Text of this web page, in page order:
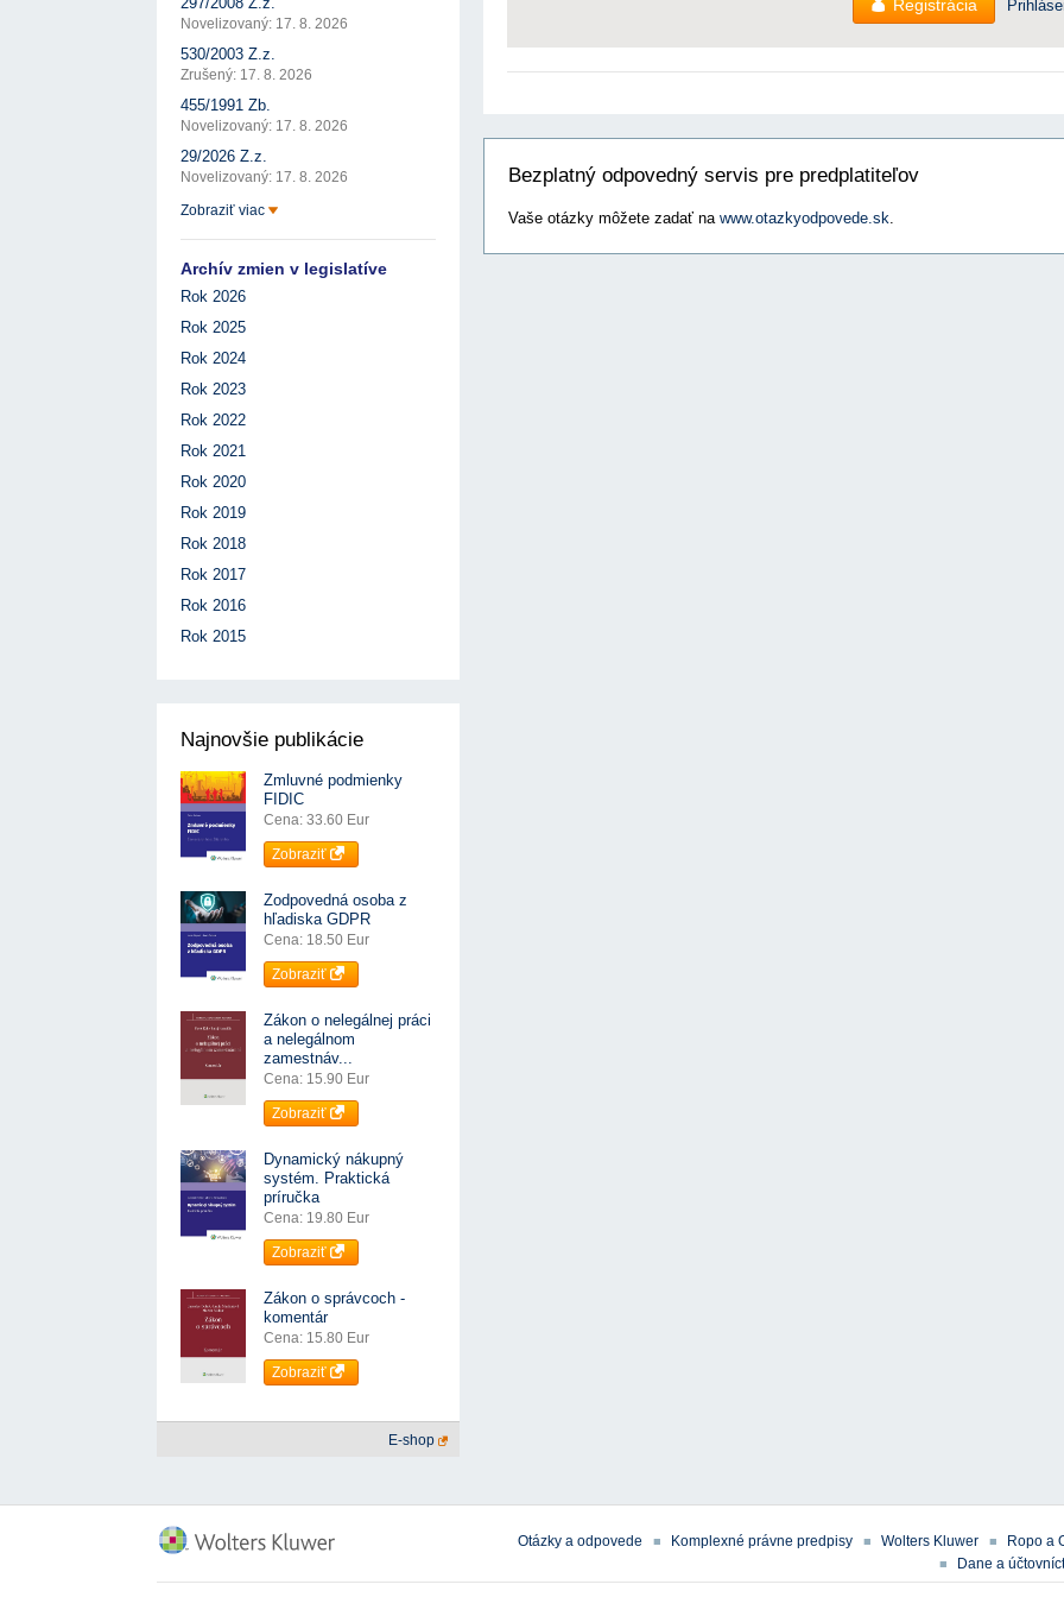
Registrácia
Bezplatný odpovedný servis pre predplatiteľov
Vaše otázky môžete zadať na www.otazkyodpovede.sk.
Novelizovaný: 17. 8. 2026
530/2003 Z.z.
Zrušený: 17. 8. 2026
455/1991 Zb.
Novelizovaný: 17. 8. 2026
29/2026 Z.z.
Novelizovaný: 17. 8. 2026
Zobraziť viac
Archív zmien v legislatíve
Rok 2026
Rok 2025
Rok 2024
Rok 2023
Rok 2022
Rok 2021
Rok 2020
Rok 2019
Rok 2018
Rok 2017
Rok 2016
Rok 2015
Najnovšie publikácie
Zmluvné podmienky
FIDIC
Cena: 33.60 Eur
Zobraziť
Zodpovedná osoba z
hľadiska GDPR
Cena: 18.50 Eur
Zobraziť
Zákon o nelegálnej práci
a nelegálnom
zamestnáv...
Cena: 15.90 Eur
Zobraziť
Dynamický nákupný
systém. Praktická
príručka
Cena: 19.80 Eur
Zobraziť
Zákon o správcoch -
komentár
Cena: 15.80 Eur
Zobraziť
E-shop
Otázky a odpovede Komplexné právne predpisy Wolters Kluwer
Ropo a
Dane a